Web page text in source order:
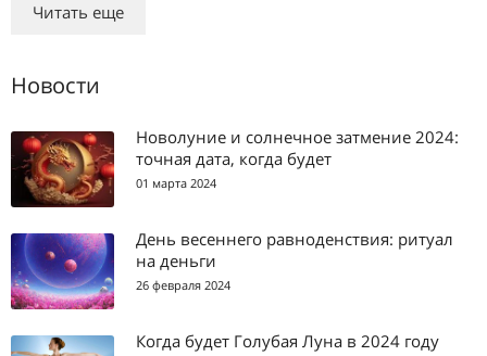
Читать еще
Новости
Новолуние и солнечное затмение 2024:
точная дата, когда будет
01 марта 2024
День весеннего равноденствия: ритуал
на деньги
26 февраля 2024
Когда будет Голубая Луна в 2024 году